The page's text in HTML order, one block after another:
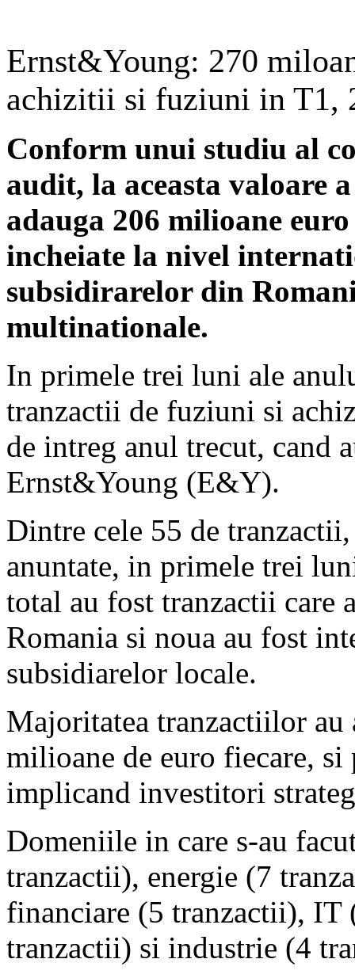
Ernst&Young: 270
achizitii si fuziuni in T1,
Conform unui studiu al
audit, la aceasta valoare
adauga 206 milioane
incheiate la nivel
subsidirarelor din
multinationale.
In primele trei luni ale
tranzactii de fuziuni si
de intreg anul trecut, cand
Ernst&Young (E&Y).
Dintre cele 55 de
anuntate, in primele trei
total au fost tranzactii care
Romania si noua au fost
subsidiarelor locale.
Majoritatea tranzactiilor
milioane de euro fiecare,
implicand investitori
Domeniile in care s-au
tranzactii), energie (7
financiare (5 tranzactii), IT
tranzactii) si industrie (4